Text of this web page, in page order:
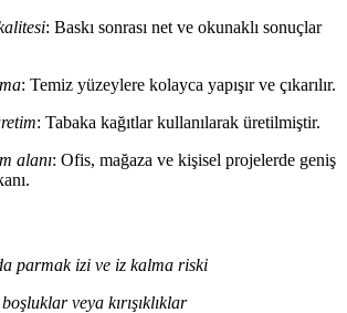
: Baskı sonrası net ve okunaklı sonuçlar
: Temiz yüzeylere kolayca yapışır ve çıkarılır.
: Tabaka kağıtlar kullanılarak üretilmiştir.
alanı: Ofis, mağaza ve kişisel projelerde geniş
parmak izi ve iz kalma riski
veya kırışıklıklar